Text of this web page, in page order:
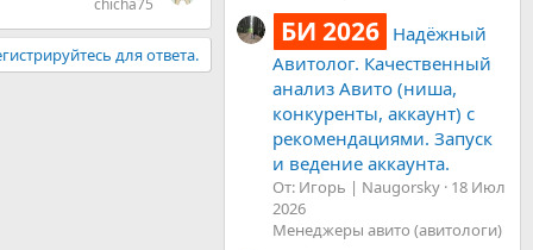
chicha75
для ответа.
БИ 2026 Надёжный
Авитолог. Качественный
анализ Авито (ниша,
конкуренты, аккаунт) с
рекомендациями. Запуск
и ведение аккаунта.
От: Игорь | Naugorsky 18 Июл
2026
Менеджеры авито (авитологи)